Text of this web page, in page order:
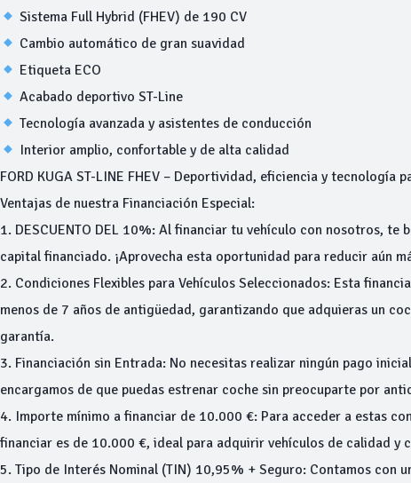
Sistema Full Hybrid (FHEV) de 190 CV
Cambio automático de gran suavidad
Etiqueta ECO
Acabado deportivo ST-Line
Tecnología avanzada y asistentes de conducción
Interior amplio, confortable y de alta calidad
FORD KUGA ST-LINE FHEV – Deportividad, eficiencia y tecnología
Ventajas de nuestra Financiación Especial:
1. DESCUENTO DEL 10%: Al financiar tu vehículo con nosotros,
capital financiado. ¡Aprovecha esta oportunidad para reducir aún
2. Condiciones Flexibles para Vehículos Seleccionados: Esta
menos de 7 años de antigüedad, garantizando que adquieras un
garantía.
3. Financiación sin Entrada: No necesitas realizar ningún pago
encargamos de que puedas estrenar coche sin preocuparte por
4. Importe mínimo a financiar de 10.000 €: Para acceder a estas
financiar es de 10.000 €, ideal para adquirir vehículos de calidad y
5. Tipo de Interés Nominal (TIN) 10,95% + Seguro: Contamos con